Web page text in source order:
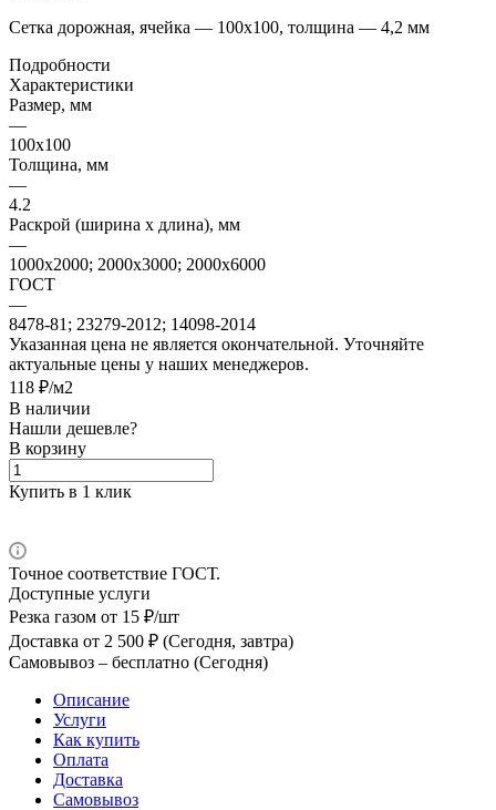
Сетка дорожная, ячейка — 100х100, толщина — 4,2 мм
Подробности
Характеристики
Размер, мм
—
100х100
Толщина, мм
—
4.2
Раскрой (ширина х длина), мм
—
1000х2000; 2000х3000; 2000х6000
ГОСТ
—
8478-81; 23279-2012; 14098-2014
Указанная цена не является окончательной. Уточняйте
актуальные цены у наших менеджеров.
118 ₽/м2
В наличии
Нашли дешевле?
В корзину
Купить в 1 клик
Точное соответствие ГОСТ.
Доступные услуги
Резка газом от 15 ₽/шт
Доставка от 2 500 ₽ (Сегодня, завтра)
Самовывоз – бесплатно (Сегодня)
Описание
Услуги
Как купить
Оплата
Доставка
Самовывоз